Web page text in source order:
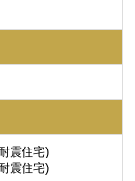
震住宅)
震住宅)